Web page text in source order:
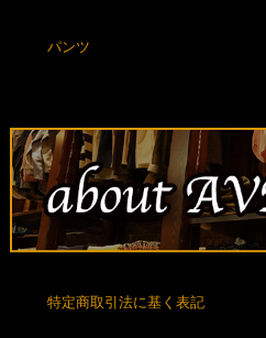
パンツ
特定商取引法に基く表記